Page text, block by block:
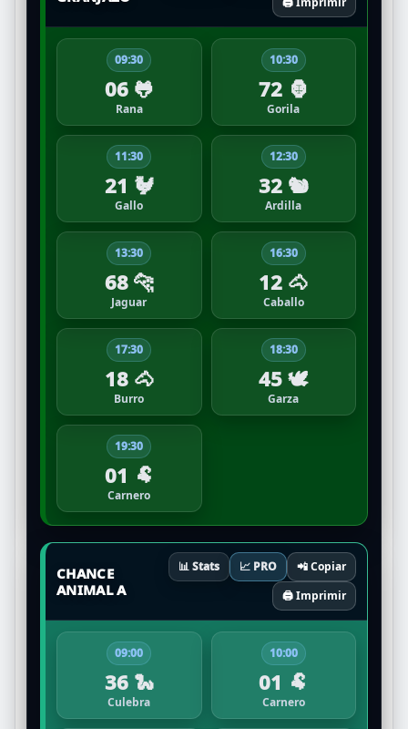
09:30
06 🐸
Rana
10:30
72 🦍
Gorila
11:30
21 🐓
Gallo
12:30
32 🐿️
Ardilla
13:30
68 🐆
Jaguar
16:30
12 🐴
Caballo
17:30
18 🐴
Burro
18:30
45 🕊️
Garza
19:30
01 🐏
Carnero
CHANCE
ANIMAL A
📊 Stats 📈 PRO
📲 Copiar
🖨️ Imprimir
09:00
36 🐍
Culebra
10:00
01 🐏
Carnero